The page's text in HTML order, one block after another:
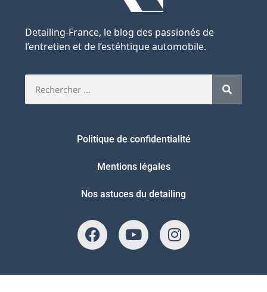
Detailing-France, le blog des passionés de
l’entretien et de l’estéhtique automobile.
Politique de confidentialité
Mentions légales
Nos astuces du detailing